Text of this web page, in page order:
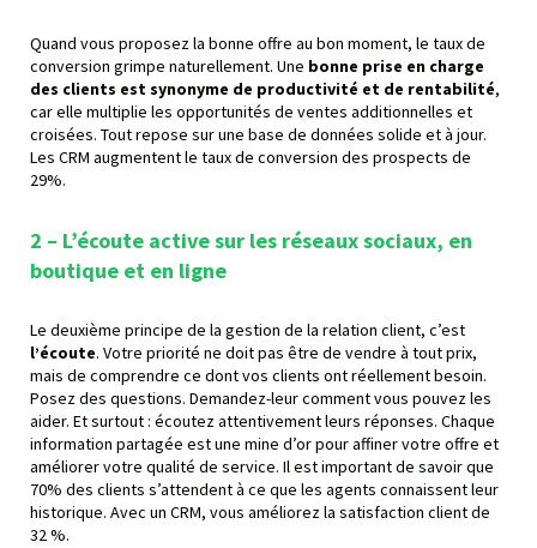
Quand vous proposez la bonne offre au bon moment, le taux de
conversion grimpe naturellement. Une bonne prise en charge
des clients est synonyme de productivité et de rentabilité,
car elle multiplie les opportunités de ventes additionnelles et
croisées. Tout repose sur une base de données solide et à jour.
Les CRM augmentent le taux de conversion des prospects de
29%.
2 – L’écoute activesur les réseaux sociaux, en
boutique et en ligne
Le deuxième principe de la gestion de la relation client, c’est
l’écoute. Votre priorité ne doit pas être de vendre à tout prix,
mais de comprendre ce dont vos clients ont réellement besoin.
Posez des questions. Demandez-leur comment vous pouvez les
aider. Et surtout : écoutez attentivement leurs réponses. Chaque
information partagée est une mine d’or pour affiner votre offre et
améliorer votre qualité de service. Il est important de savoir que
70% des clients s’attendent à ce que les agents connaissent leur
historique. Avec un CRM, vous améliorez la satisfaction client de
32 %.